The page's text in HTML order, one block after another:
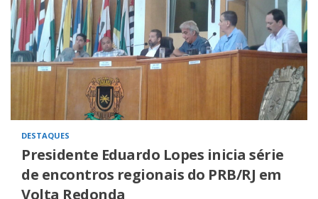
DESTAQUES
Presidente Eduardo Lopes inicia série
de encontros regionais do PRB/RJ em
Volta Redonda